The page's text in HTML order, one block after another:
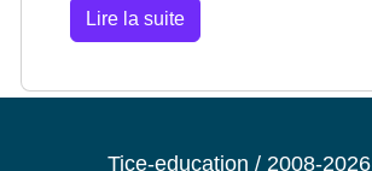
Lire la suite
Tice-education / 2008-2026